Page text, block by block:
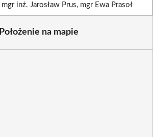
mgr inż. Jarosław Prus, mgr Ewa Prasoł
Położenie na mapie